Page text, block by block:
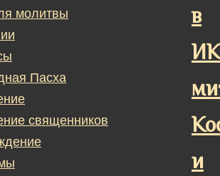
в
и
молитвы
Пасха
священников